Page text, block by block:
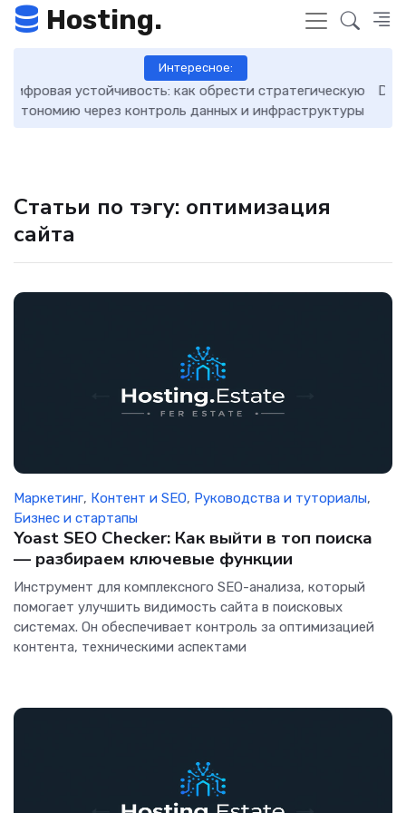
Hosting.
Интересное:
DNS-записи: что это такое, как работают и как ими
управлять
Статьи по тэгу: оптимизация
сайта
Маркетинг, Контент и SEO, Руководства и туториалы,
Бизнес и стартапы
Yoast SEO Checker: Как выйти в топ поиска
— разбираем ключевые функции
Инструмент для комплексного SEO-анализа, который
помогает улучшить видимость сайта в поисковых
системах. Он обеспечивает контроль за оптимизацией
контента, техническими аспектами